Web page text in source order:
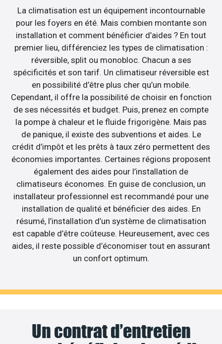
La climatisation est un équipement incontournable
pour les foyers en été. Mais combien montante son
installation et comment bénéficier d’aides ? En tout
premier lieu, différenciez les types de climatisation :
réversible, split ou monobloc. Chacun a ses
spécificités et son tarif. Un climatiseur réversible est
en possibilité d’être plus cher qu’un mobile.
Cependant, il offre la possibilité de choisir en fonction
de ses nécessités et budget. Puis, prenez en compte
la pompe à chaleur et le fluide frigorigène. Mais pas
de panique, il existe des subventions et aides. Le
crédit d’impôt et les prêts à taux zéro permettent des
économies importantes. Certaines régions proposent
également des aides pour l’installation de
climatiseurs économes. En guise de conclusion, un
installateur professionnel est recommandé pour une
installation de qualité et bénéficier des aides. En
résumé, l’installation d’un système de climatisation
est capable d’être coûteuse. Heureusement, avec ces
aides, il reste possible d’économiser tout en assurant
un confort optimum.
Un contrat d’entretien